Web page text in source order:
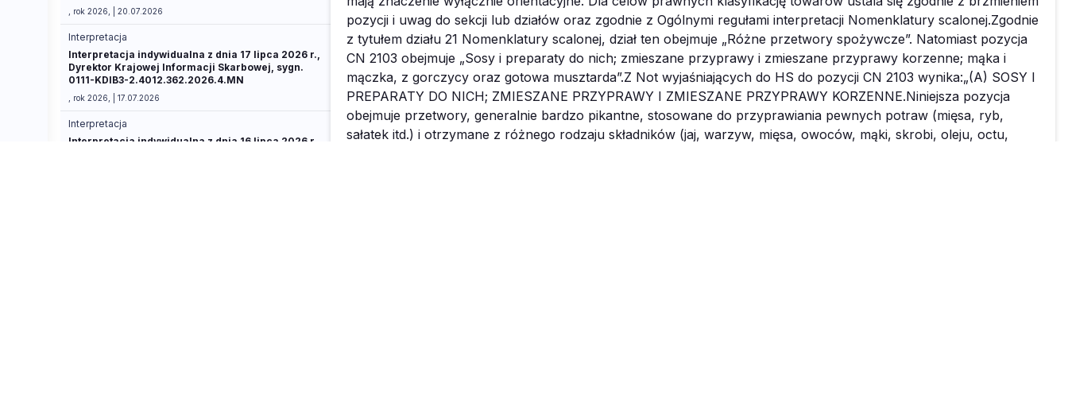
, rok 2026, | 20.07.2026
Interpretacja
Interpretacja indywidualna z dnia 17 lipca 2026 r.,
Dyrektor Krajowej Informacji Skarbowej, sygn.
0111-KDIB3-2.4012.362.2026.4.MN
, rok 2026, | 17.07.2026
Interpretacja
Interpretacja indywidualna z dnia 16 lipca 2026 r.,